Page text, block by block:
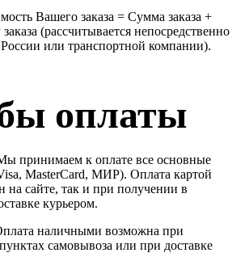
Вашего заказа = Сумма заказа +
(рассчитывается непосредственно
или транспортной компании).
оплаты
принимаем к оплате все основные
MasterCard, МИР). Оплата картой
на сайте, так и при получении в
курьером.
наличными возможна при
пунктах самовывоза или при доставке